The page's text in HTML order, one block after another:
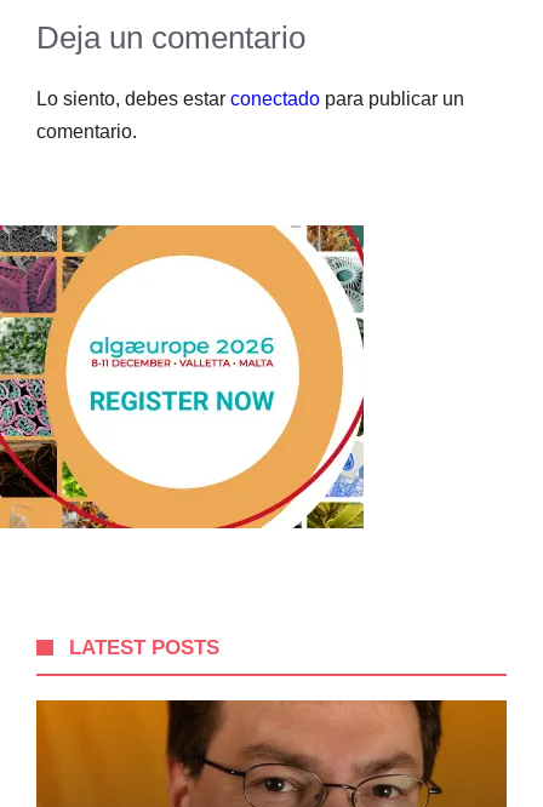
Deja un comentario
Lo siento, debes estar conectado para publicar un
comentario.
LATEST POSTS